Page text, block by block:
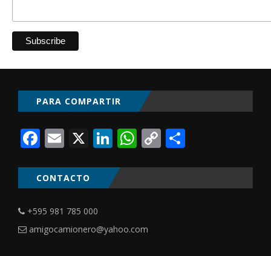
PARA COMPARTIR
Facebook
Email
X LinkedIn
WhatsApp
Copy
CONTACTO
+595 981 785 000
amigocamionero@yahoo.com